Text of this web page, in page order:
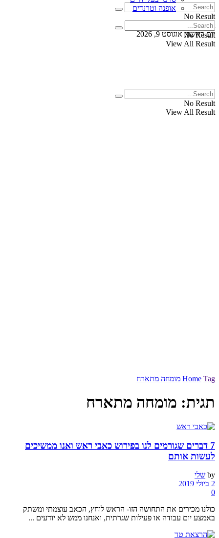
No Result
View All Result
יום ראשון, אוגוסט 9, 2026
אופנה וטרנדים
No Result
View All Result
No Result
View All Result
Home Tag מומחה מתארח
תגית: מומחה מתארח
7 דברים שגורמים לנו בפירוש כאבי ראש ואנו ממשיכים
לעשות אותם
by שלי
2 ביולי 2019
0
כולנו מכירים את התחושה הזו- הראש לוחץ, הכאב עוצמתי ומשתק
באמצע יום עבודה או פעילות שגרתית, ואנחנו ממש לא יודעים ...